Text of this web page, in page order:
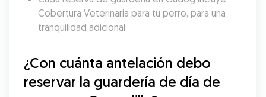
Cobertura Veterinaria para tu perro, para una
tranquilidad adicional.
¿Con cuánta antelación debo
reservar la guardería de día de